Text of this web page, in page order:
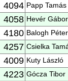
4094 Papp Tamás
4058 Hevér Gábor
4180 Balogh Péter
4257 Csielka
4009 Kuty László
4223 Gócza Tibor